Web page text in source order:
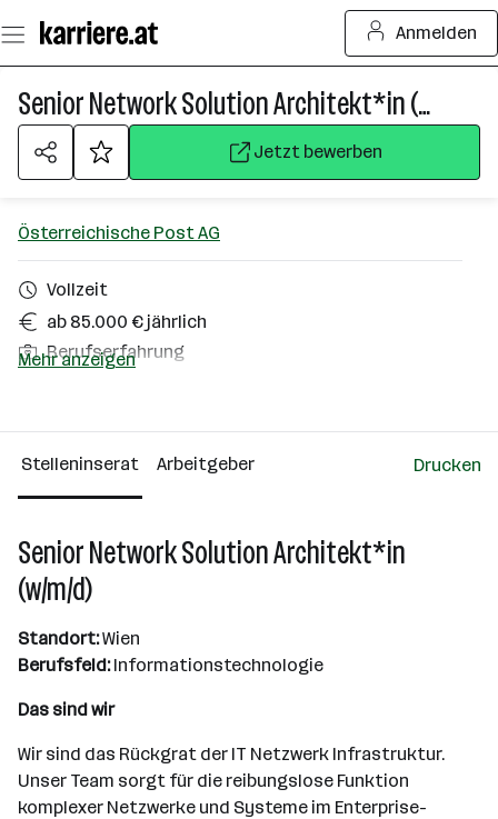
Seiteninhalt
springen
Anmelden
Senior Network Solution Architekt*in (w/m/d)
Jetzt bewerben
Österreichische Post AG
Vollzeit
ab 85.000 € jährlich
Berufserfahrung
Wien
Mehr anzeigen
Stelleninserat Arbeitgeber Drucken
Senior Network Solution Architekt*in
(w/m/d)
Standort:Wien
Berufsfeld:Informationstechnologie
Das sind wir
Wir sind das Rückgrat der IT Netzwerk Infrastruktur.
Unser Team sorgt für die reibungslose Funktion
komplexer Netzwerke und Systeme im Enterprise-